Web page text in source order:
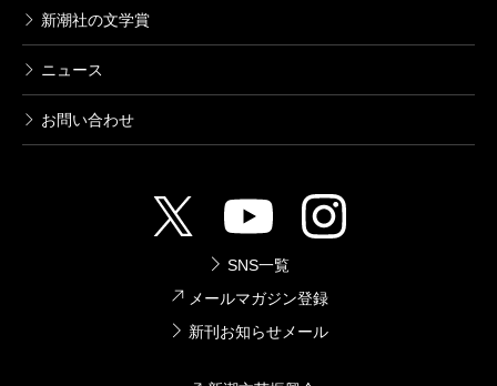
新潮社の文学賞
ニュース
お問い合わせ
SNS一覧
メールマガジン登録
新刊お知らせメール